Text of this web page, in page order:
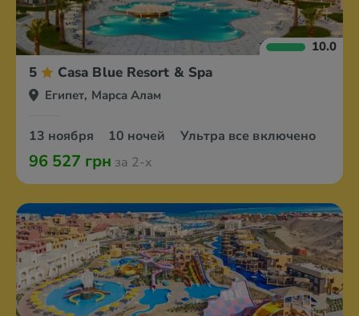
10.0
5 Casa Blue Resort & Spa
Египет, Марса Алам
13 ноября 10 ночей Ультра все включено
96 527 грн за 2-х